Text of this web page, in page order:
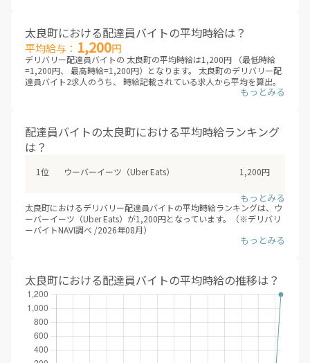
2024年09月は2件、2024年10月は2件、2024年11月は2件、2024年
12月は2件、2025年01月は2件、2025年02月は2件、2025年03月は2
件、2025年04月は2件、2025年05月は2件、2025年06月は2件、
2025年07月は2件、2025年08月は2件、2025年09月は2件、2025年
10月は2件、2025年11月は2件、2025年12月は2件、2026年01月は2
件、2026年02月は2件、2026年03月は2件、2026年04月は2件、
2026年05月は2件、2026年06月は2件、2026年07月は2件、2026年
太良町における配達員バイトの平均時給は？
平均給与： 1,200円
デリバリー配達員バイトの 太良町の平均時給は1,200円 （最低時給
=1,200円、 最高時給=1,200円）となります。 太良町のデリバリー配
達員バイト2求人のうち、 時給記載されている求人から平均を算出。
（※デリバリーバイトNAVI調べ /2026年08月 ※非掲載の場合は、編
デリバリー配達員バイトは、大きく業務委託型（成果報酬型）と時給
型に分類されます。業務委託型（成果報酬型）のデリバリー配達員バ
イトは、 一回あたりの配達報酬となり、時給は目安となります。頑張
イトは、安定した給与を得られるメリットがあります。各求人を比較
配達員バイトの太良町における平均時給ランキング
は？
ウーバーイーツ（Uber Eats） 1,200円
太良町におけるデリバリー配達員バイトの平均時給ランキングは、ウ
ーバーイーツ（Uber Eats）が1,200円となっています。（※デリバリ
ーバイトNAVI調べ /2026年08月）
業務委託型（成果報酬型）のデリバリー配達員バイトでは、エリアや
太良町における配達員バイトの平均時給の推移は？